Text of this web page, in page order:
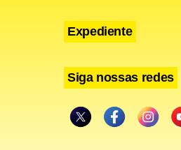
fim de
Expediente
Siga nossas redes